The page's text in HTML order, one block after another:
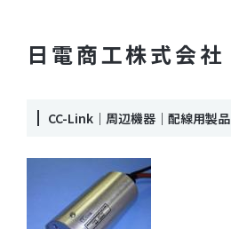
日電商工株式会社
CC-Link｜周辺機器｜配線用製品